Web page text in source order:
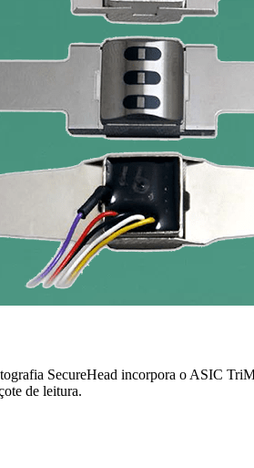
SecureHead incorpora o ASIC
de leitura.